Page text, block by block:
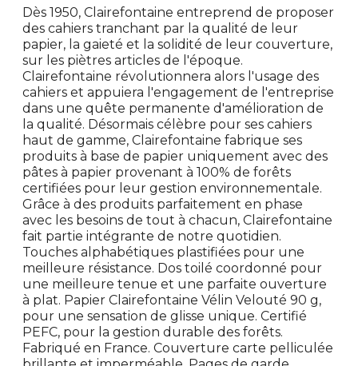
Dès 1950, Clairefontaine entreprend de proposer
des cahiers tranchant par la qualité de leur
papier, la gaieté et la solidité de leur couverture,
sur les piètres articles de l'époque.
Clairefontaine révolutionnera alors l'usage des
cahiers et appuiera l'engagement de l'entreprise
dans une quête permanente d'amélioration de
la qualité. Désormais célèbre pour ses cahiers
haut de gamme, Clairefontaine fabrique ses
produits à base de papier uniquement avec des
pâtes à papier provenant à 100% de forêts
certifiées pour leur gestion environnementale.
Grâce à des produits parfaitement en phase
avec les besoins de tout à chacun, Clairefontaine
fait partie intégrante de notre quotidien.
Touches alphabétiques plastifiées pour une
meilleure résistance. Dos toilé coordonné pour
une meilleure tenue et une parfaite ouverture
à plat. Papier Clairefontaine Vélin Velouté 90 g,
pour une sensation de glisse unique. Certifié
PEFC, pour la gestion durable des forêts.
Fabriqué en France. Couverture carte pelliculée